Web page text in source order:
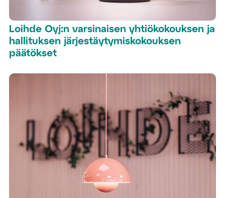
Loihde Oyj:n varsinaisen yhtiökokouksen ja
hallituksen järjestäytymiskokouksen
päätökset